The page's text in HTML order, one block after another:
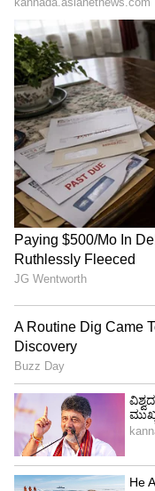
ಒಟ್ಟಿನಲ್ಲಿ ಚೀನೀ ಜನತೆ
ಎದ್ದಾಗಿನಿಂದ ರಾತ್ರಿ
ಯಾಂತ್ರಿಕತೆಗೆ
ಕನಕೋತ್ಸವದಲ್ಲಿ
Shetty speech |
ಶೇ.50 ರಿಂದ ಶೇ.18
ಟ್ರಂಪ್ ಐತಿಹಾಸಿಕ
Trade Deal |